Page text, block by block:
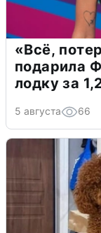
«Всё,
подарила
лодку за
5 августа 66